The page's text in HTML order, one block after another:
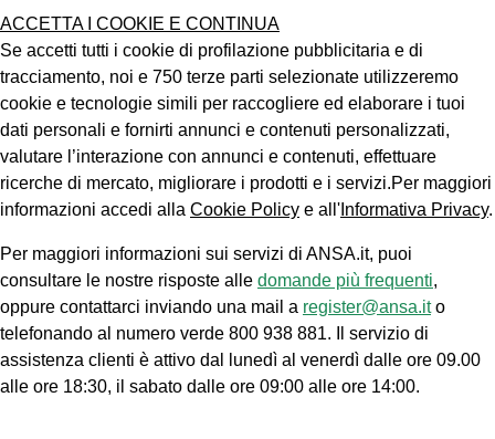
ACCETTA I COOKIE E CONTINUA
Se accetti tutti i cookie di profilazione pubblicitaria e di
tracciamento, noi e 750 terze parti selezionate utilizzeremo
cookie e tecnologie simili per raccogliere ed elaborare i tuoi
dati personali e fornirti annunci e contenuti personalizzati,
valutare l’interazione con annunci e contenuti, effettuare
ricerche di mercato, migliorare i prodotti e i servizi.Per maggiori
informazioni accedi alla Cookie Policy e all' Informativa Privacy.
Per maggiori informazioni sui servizi di ANSA.it, puoi
consultare le nostre risposte alle domande più frequenti,
oppure contattarci inviando una mail a register@ansa.ito
telefonando al numero verde 800 938 881. Il servizio di
assistenza clienti è attivo dal lunedì al venerdì dalle ore 09.00
alle ore 18:30, il sabato dalle ore 09:00 alle ore 14:00.